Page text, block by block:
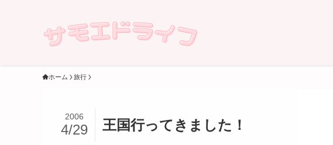
ホーム 旅行
王国行ってきました！
2006
4/29